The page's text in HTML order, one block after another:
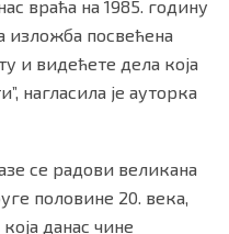
враћа на 1985. годину
изложба посвећена
и видећете дела која
нагласила је ауторка
се радови великана
половине 20. века,
данас чине